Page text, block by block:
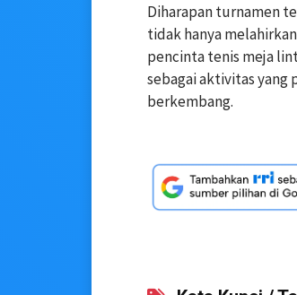
Diharapan turnamen
tidak hanya
pencinta tenis meja
sebagai aktivitas
berkembang.